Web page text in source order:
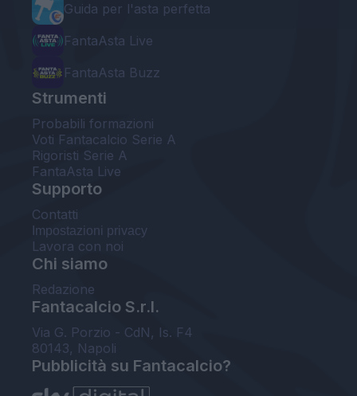
Guida per l'asta perfetta
FantaAsta Live
FantaAsta Buzz
Strumenti
Probabili formazioni
Voti Fantacalcio Serie A
Rigoristi Serie A
FantaAsta Live
Supporto
Contatti
Impostazioni privacy
Lavora con noi
Chi siamo
Redazione
Fantacalcio S.r.l.
Via G. Porzio - CdN, Is. F4
80143, Napoli
Pubblicità su Fantacalcio?